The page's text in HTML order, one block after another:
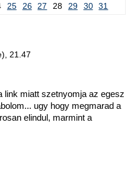
25 26 27 28 29 30 31
21.47
link miatt szetnyomja az egesz
ugy hogy megmarad a
elindul, marmint a